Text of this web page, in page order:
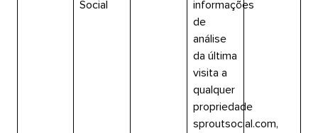
Social​​
informações
de
análise
da última
visita a
qualquer
propriedade
sproutsocial.com,